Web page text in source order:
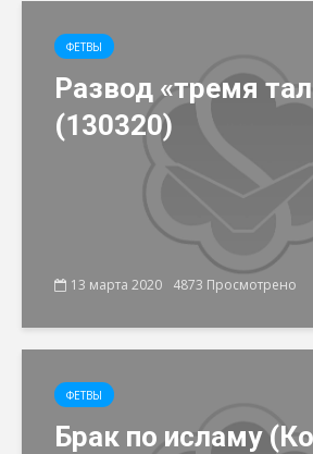
ФЕТВЫ
Развод «тремя
(130320)
13 марта 2020 4873 Просмотрено
ФЕТВЫ
Брак по исламу